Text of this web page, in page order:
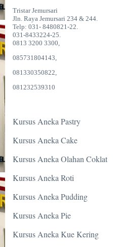
Tristar Jemursari
Jln. Raya Jemursari 234 & 244.
Telp: 031- 8480821-22.
031-8433224-25.
0813 3200 3300,
085731804143,
081330350822,
081232539310
Kursus Aneka Pastry
Kursus Aneka Cake
Kursus Aneka Olahan Coklat
Kursus Aneka Roti
Kursus Aneka Pudding
Kursus Aneka Pie
Kursus Aneka Kue Kering